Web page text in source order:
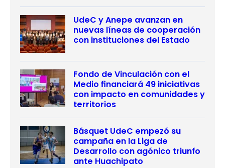
UdeC y Anepe avanzan en
nuevas líneas de cooperación
con instituciones del Estado
Fondo de Vinculación con el
Medio financiará 49 iniciativas
con impacto en comunidades y
territorios
Básquet UdeC empezó su
campaña en la Liga de
Desarrollo con agónico triunfo
ante Huachipato